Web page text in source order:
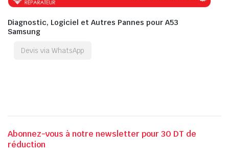
Diagnostic, Logiciel et Autres Pannes pour A53
Samsung
Devis via WhatsApp
Abonnez-vous à notre newsletter pour 30 DT de
réduction